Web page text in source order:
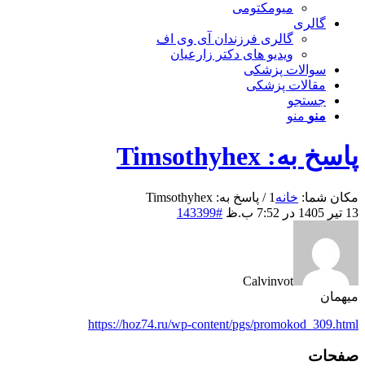
میومکتومی
گالری
گالری فرزندان آی وی اف
ویدیو های دکتر زارعیان
سوالات پزشکی
مقالات پزشکی
جستجو
منو منو
پاسخ به: Timsothyhex
مکان شما: خانه 1
/ پاسخ به: Timsothyhex
13 تیر 1405 در 7:52 ب.ظ
#143399
Calvinvot
میهمان
https://hoz74.ru/wp-content/pgs/promokod_309.html
صفحات